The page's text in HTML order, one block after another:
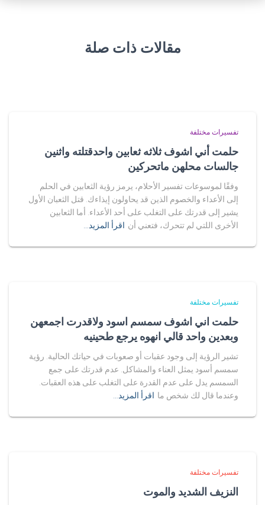
مقالات ذات صلة
تفسيرات مختلفة
حلمت أني اشوف ثلاثه ثعابين واحدقتلته واثنين
جالسات محلهن ماتحركين
وفقًا لموسوعات تفسير الأحلام، يرمز رؤية الثعابين في الحلم
إلى الأعداء والخصوم الذين قد يحاولون إيذاءك. قتل الثعبان الأول
يشير إلى قدرتك على التغلب على أحد الأعداء. أما الثعابين
الأخرى اللتي لم تتحرك، فتعني أن اقرأ المزيد…
تفسيرات مختلفة
حلمت اني اشوف سمسم اسود ولاقدرت اجمعهن
وبعدين واحد قالي انهوه يرجع طحينيه
تشير الرؤية إلى وجود عقبات أو صعوبات في حياتك الحالية. رؤية
سمسم أسود يمثل العناء والمشاكل. عدم قدرتك على جمع
السمسم يدل على عدم القدرة على التغلب على هذه العقبات.
وعندما قال لك شخص ما اقرأ المزيد…
تفسيرات مختلفة
النزيف الشديد والموت